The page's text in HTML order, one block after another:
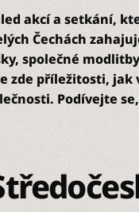
akcí a setkání,
Čechách
společné
zde příležitosti, jak
Podívejte